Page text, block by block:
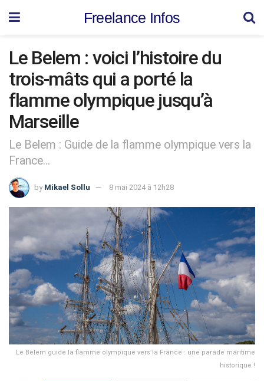
Freelance Infos
Le Belem : voici l’histoire du
trois-mâts qui a porté la
flamme olympique jusqu’à
Marseille
Le Belem : Guide de la flamme olympique vers la
France...
by Mikael Sollu 8 mai 2024 à 12h28
Le Belem guide la flamme olympique vers la France : une parade maritime
historique !